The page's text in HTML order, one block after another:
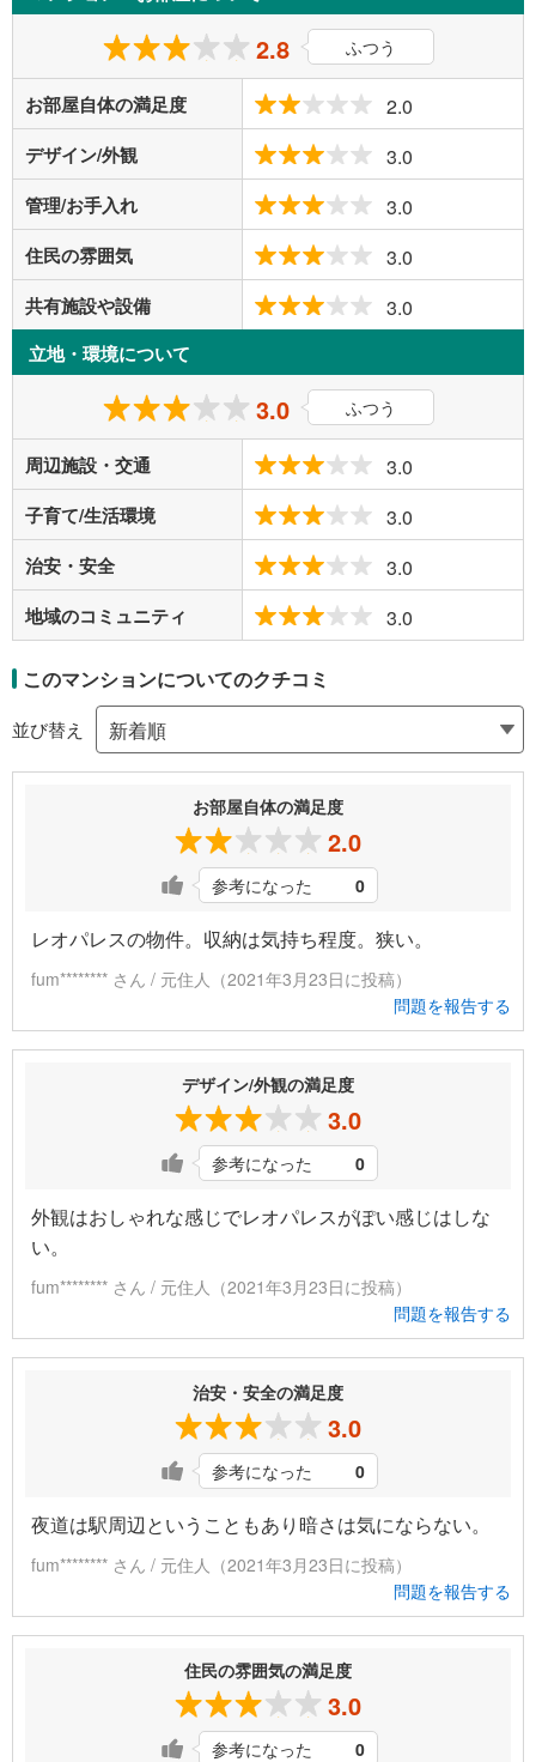
2.8 ふつう
お部屋自体の満足度 2.0
デザイン/外観 3.0
管理/お手入れ 3.0
住民の雰囲気 3.0
共有施設や設備 3.0
立地・環境について
3.0 ふつう
周辺施設・交通 3.0
子育て/生活環境 3.0
治安・安全 3.0
地域のコミュニティ 3.0
このマンションについてのクチコミ
並び替え
お部屋自体の満足度
2.0
参考になった 0
レオパレスの物件。収納は気持ち程度。狭い。
fum******** さん / 元住人（2021年3月23日に投稿）
問題を報告する
デザイン/外観の満足度
3.0
参考になった 0
外観はおしゃれな感じでレオパレスがぽい感じはしな
い。
fum******** さん / 元住人（2021年3月23日に投稿）
問題を報告する
治安・安全の満足度
3.0
参考になった 0
夜道は駅周辺ということもあり暗さは気にならない。
fum******** さん / 元住人（2021年3月23日に投稿）
問題を報告する
住民の雰囲気の満足度
3.0
参考になった 0